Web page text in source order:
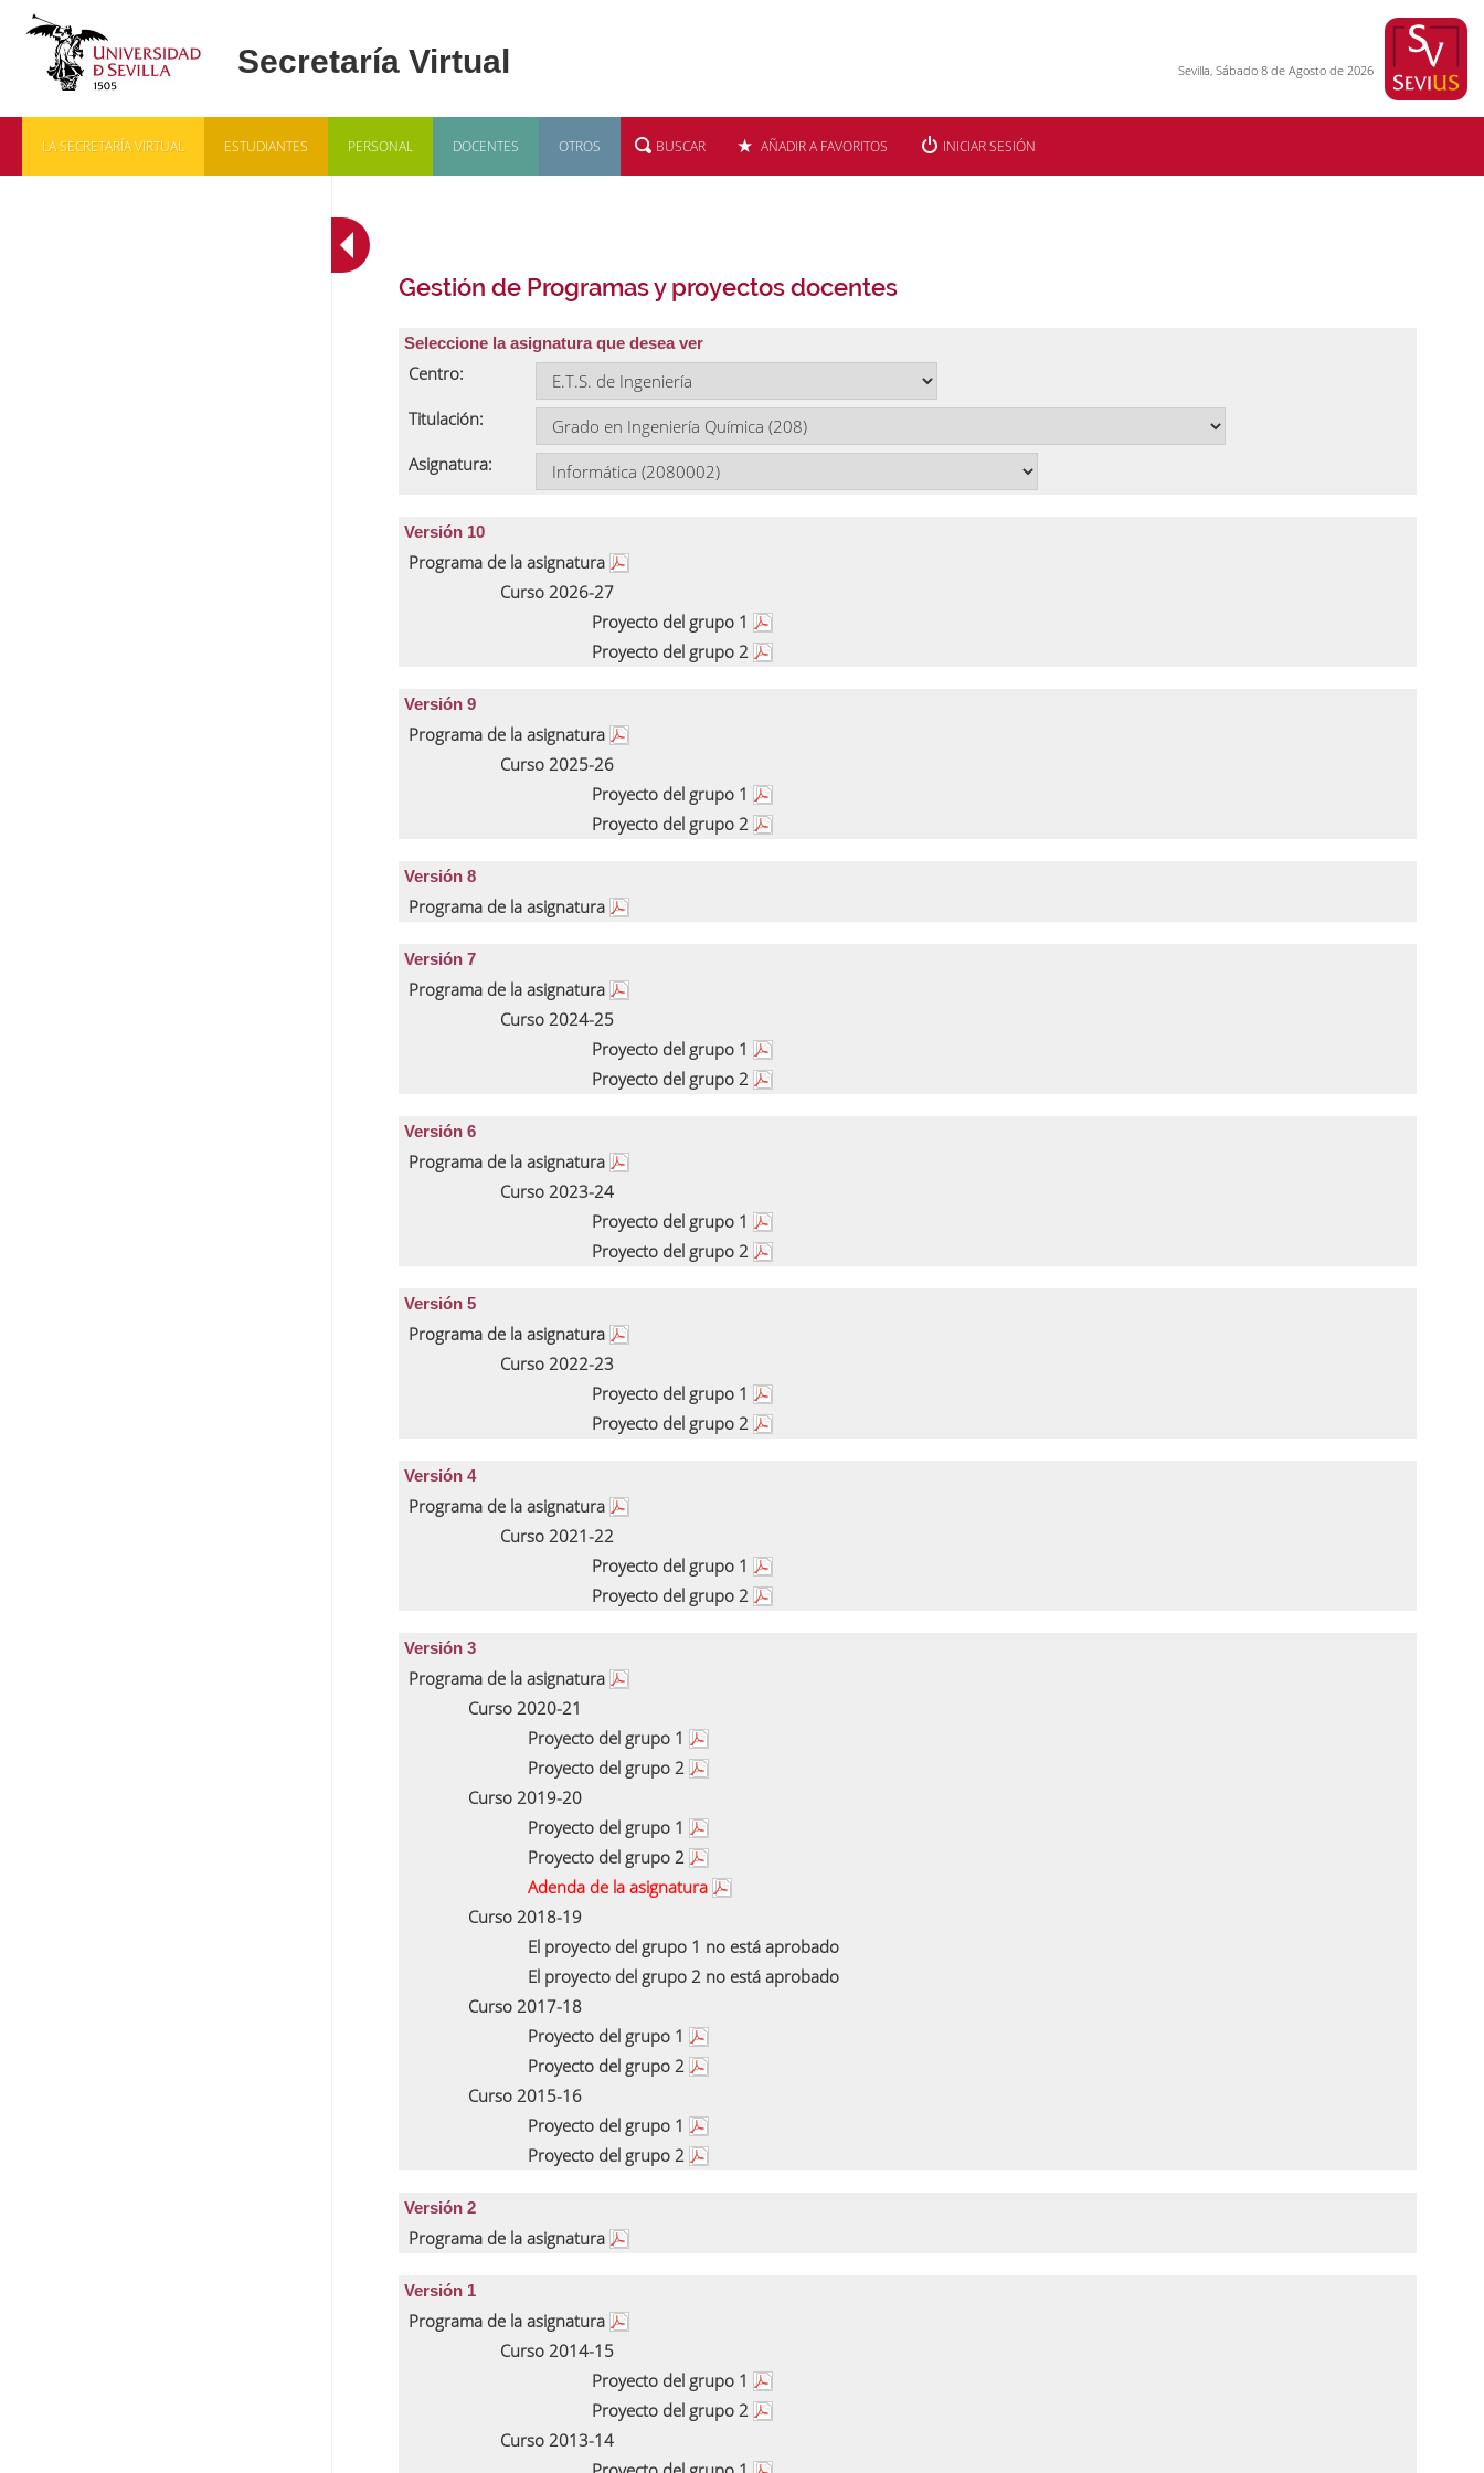
Sevilla, Sábado 8 de Agosto de 2026
LA SECRETARÍA VIRTUAL ESTUDIANTES PERSONAL DOCENTES OTROS BUSCAR AÑADIR A FAVORITOS INICIAR SESIÓN
Gestión de Programas y proyectos docentes
Seleccione la asignatura que desea ver
Centro:
Titulación:
Asignatura:
Versión 10
Programa de la asignatura
Curso 2026-27
Proyecto del grupo 1
Proyecto del grupo 2
Versión 9
Programa de la asignatura
Curso 2025-26
Proyecto del grupo 1
Proyecto del grupo 2
Versión 8
Programa de la asignatura
Versión 7
Programa de la asignatura
Curso 2024-25
Proyecto del grupo 1
Proyecto del grupo 2
Versión 6
Programa de la asignatura
Curso 2023-24
Proyecto del grupo 1
Proyecto del grupo 2
Versión 5
Programa de la asignatura
Curso 2022-23
Proyecto del grupo 1
Proyecto del grupo 2
Versión 4
Programa de la asignatura
Curso 2021-22
Proyecto del grupo 1
Proyecto del grupo 2
Versión 3
Programa de la asignatura
Curso 2020-21
Proyecto del grupo 1
Proyecto del grupo 2
Curso 2019-20
Proyecto del grupo 1
Proyecto del grupo 2
Adenda de la asignatura
Curso 2018-19
El proyecto del grupo 1 no está aprobado
El proyecto del grupo 2 no está aprobado
Curso 2017-18
Proyecto del grupo 1
Proyecto del grupo 2
Curso 2015-16
Proyecto del grupo 1
Proyecto del grupo 2
Versión 2
Programa de la asignatura
Versión 1
Programa de la asignatura
Curso 2014-15
Proyecto del grupo 1
Proyecto del grupo 2
Curso 2013-14